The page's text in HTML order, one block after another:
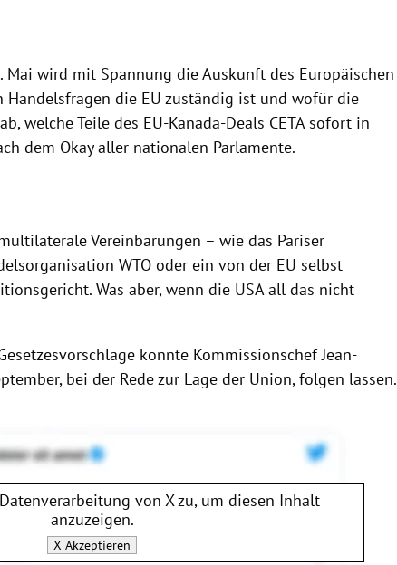
Mai wird mit Spannung die Auskunft des Europäischen
die EU zuständig ist und wofür die
welche Teile des EU-Kanada-Deals CETA sofort in
dem Okay aller nationalen Parlamente.
Vereinbarungen – wie das Pariser
WTO oder ein von der EU selbst
Was aber, wenn die USAall das nicht
könnte KommissionschefJean-
bei der Rede zur Lage der Union, folgen lassen.
von Xzu, um diesen Inhalt
anzuzeigen.
X Akzeptieren